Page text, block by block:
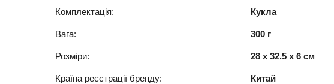
Комплектація: Кукла
Вага: 300 г
Розміри: 28 x 32.5 x 6 см
Країна реєстрації бренду: Китай